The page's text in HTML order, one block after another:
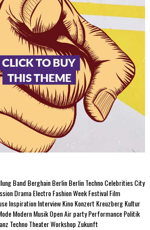
Band BerghainBerlinBerlin TechnoCelebritiesCity
DramaElectroFashion WeekFestivalFilm
InspirationInterviewKinoKonzert KreuzbergKultur
ModernMusikOpen AirpartyPerformancePolitik
TechnoTheaterWorkshop Zukunft